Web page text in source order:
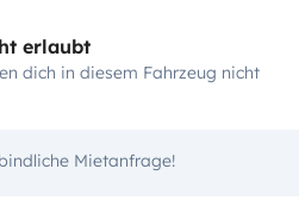
erlaubt
dich in diesem Fahrzeug nicht
Mietanfrage!